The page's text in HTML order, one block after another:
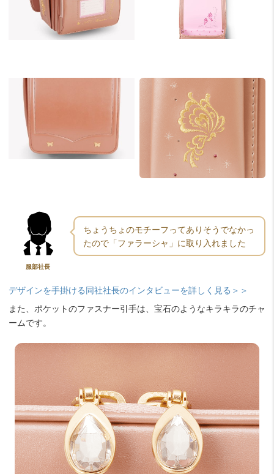
服部社長
ちょうちょのモチーフってありそうでなかっ
たので「ファラーシャ」に取り入れました
デザインを手掛ける同社社長のインタビューを詳しく見る＞＞
また、ポケットのファスナー引手は、宝石のようなキラキラのチャ
ームです。